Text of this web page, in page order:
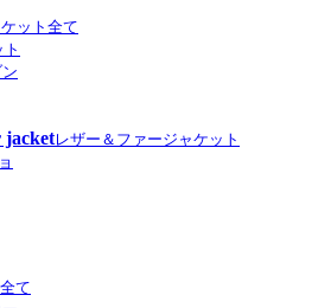
ット全て
レザー＆ファージャケット
て